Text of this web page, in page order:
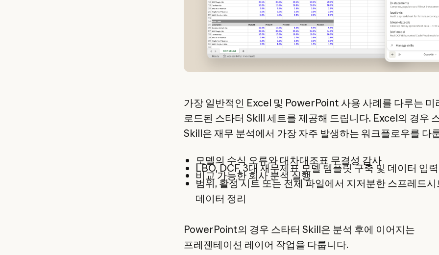
가장 일반적인 Excel 및 PowerPoint 사용 사례를 다루는 미
로드된 스타터 Skill 세트를 제공해 드립니다. Excel의 경우
Skill은 재무 분석에서 가장 자주 발생하는 워크플로우를 다
모델의 수식 오류와 대차대조표 무결성 감사
LBO, DCF, 3대 재무제표 모델 템플릿 구축 및 데이터 입력
비교 가능한 회사 분석 실행
범위, 활성 시트 또는 전체 파일에서 지저분한 스프레드시
데이터 정리
PowerPoint의 경우 스타터 Skill은 분석 후에 이어지는
프레젠테이션 레이어 작업을 다룹니다.